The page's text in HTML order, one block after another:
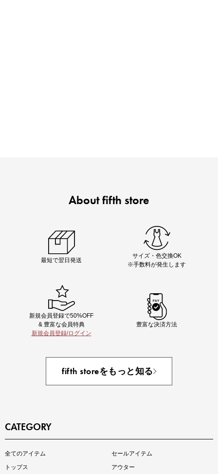
即戦力アイテム続々対象
About fifth store
最短で翌日発送
サイズ・色交換OK
※手数料が発生します
新規会員登録で50%OFF
& 豊富な会員特典
新規会員登録/ログイン
豊富な決済方法
fifth storeをもっと知る
CATEGORY
全てのアイテム
セールアイテム
トップス
アウター